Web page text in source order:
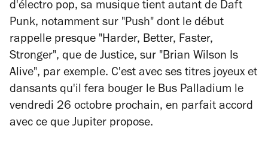
d'électro pop, sa musique tient autant de Daft
Punk, notamment sur "Push" dont le début
rappelle presque "Harder, Better, Faster,
Stronger", que de Justice, sur "Brian Wilson Is
Alive", par exemple. C'est avec ses titres joyeux et
dansants qu'il fera bouger le Bus Palladium le
vendredi 26 octobre prochain, en parfait accord
avec ce que Jupiter propose.